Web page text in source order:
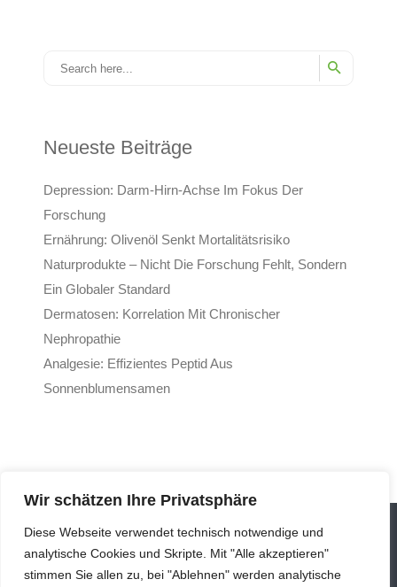
Wir schätzen Ihre Privatsphäre
Diese Webseite verwendet technisch notwendige und
analytische Cookies und Skripte. Mit "Alle akzeptieren"
stimmen Sie allen zu, bei "Ablehnen" werden analytische
Neueste Beiträge
Depression: Darm-Hirn-Achse Im Fokus Der
Forschung
Ernährung: Olivenöl Senkt Mortalitätsrisiko
Naturprodukte – Nicht Die Forschung Fehlt, Sondern
Ein Globaler Standard
Dermatosen: Korrelation Mit Chronischer
Nephropathie
Analgesie: Effizientes Peptid Aus
Sonnenblumensamen